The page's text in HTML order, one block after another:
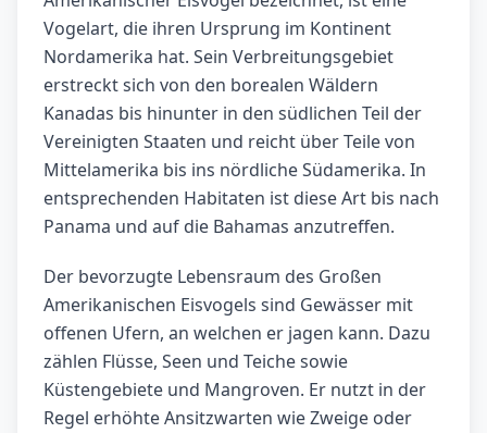
Vogelart, die ihren Ursprung im Kontinent
Nordamerika hat. Sein Verbreitungsgebiet
erstreckt sich von den borealen Wäldern
Kanadas bis hinunter in den südlichen Teil der
Vereinigten Staaten und reicht über Teile von
Mittelamerika bis ins nördliche Südamerika. In
entsprechenden Habitaten ist diese Art bis nach
Panama und auf die Bahamas anzutreffen.
Der bevorzugte Lebensraum des Großen
Amerikanischen Eisvogels sind Gewässer mit
offenen Ufern, an welchen er jagen kann. Dazu
zählen Flüsse, Seen und Teiche sowie
Küstengebiete und Mangroven. Er nutzt in der
Regel erhöhte Ansitzwarten wie Zweige oder